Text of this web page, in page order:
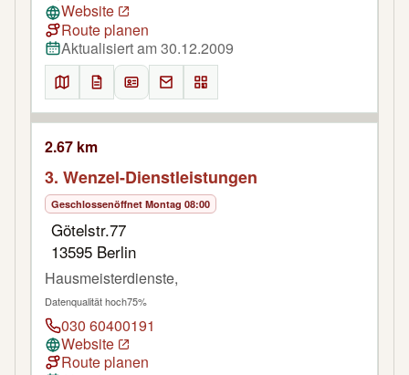
Website
Route planen
Aktualisiert am 30.12.2009
2.67 km
3. Wenzel-Dienstleistungen
Geschlossenöffnet Montag 08:00
Götelstr.77
13595 Berlin
Hausmeisterdienste,
Datenqualität hoch75%
030 60400191
Website
Route planen